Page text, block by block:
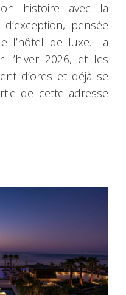
histoire avec la
pensée
l’hôtel de luxe. La
l’hiver 2026, et les
d’ores et déjà se
de cette adresse